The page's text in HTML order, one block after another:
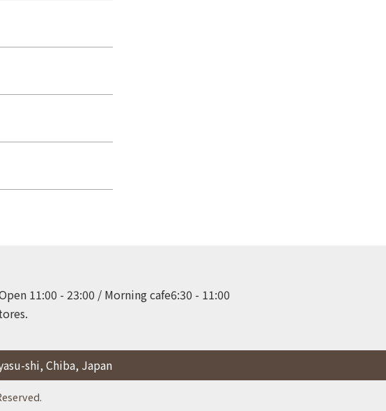
11:00 - 23:00 / Morning cafe6:30 - 11:00
shi, Chiba, Japan